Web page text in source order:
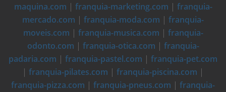
maquina.com | franquia-marketing.com | franquia-
mercado.com | franquia-moda.com | franquia-
moveis.com | franquia-musica.com | franquia-
odonto.com | franquia-otica.com | franquia-
padaria.com | franquia-pastel.com | franquia-pet.com
| franquia-pilates.com | franquia-piscina.com |
franquia-pizza.com | franquia-pneus.com | franquia-